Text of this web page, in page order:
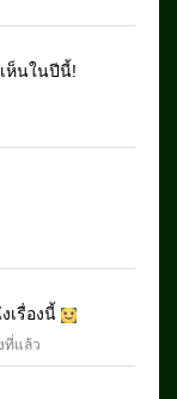
ห็นในปีนี้!
เรื่องนี้
ที่แล้ว